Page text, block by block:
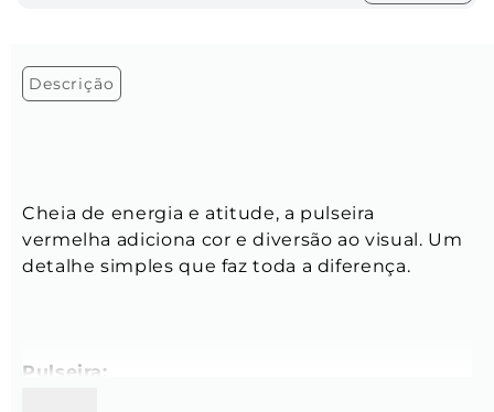
Descrição
Cheia de energia e atitude, a pulseira
vermelha adiciona cor e diversão ao visual. Um
detalhe simples que faz toda a diferença.
Pulseira: